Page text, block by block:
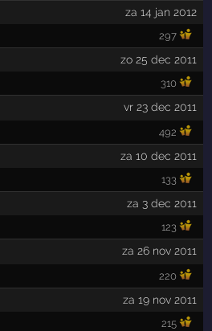
za 14 jan 2012
297
zo 25 dec 2011
310
vr 23 dec 2011
492
za 10 dec 2011
133
za 3 dec 2011
123
za 26 nov 2011
220
za 19 nov 2011
215